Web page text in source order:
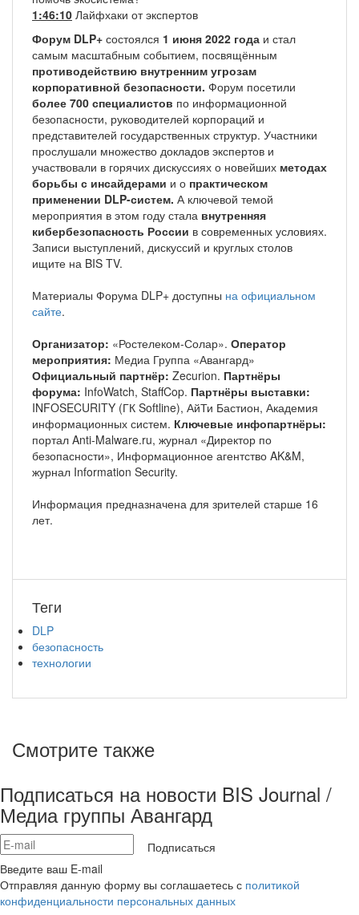
1:46:10 Лайфхаки от экспертов
Форум DLP+ состоялся 1 июня 2022 года и стал
самым масштабным событием, посвящённым
противодействию внутренним угрозам
корпоративной безопасности. Форум посетили
более 700 специалистов по информационной
безопасности, руководителей корпораций и
представителей государственных структур. Участники
прослушали множество докладов экспертов и
участвовали в горячих дискуссиях о новейших методах
борьбы с инсайдерами и о практическом
применении DLP-систем. А ключевой темой
мероприятия в этом году стала внутренняя
кибербезопасность России в современных условиях.
Записи выступлений, дискуссий и круглых столов
ищите на BIS TV.
Материалы Форума DLP+ доступны на официальном
сайте.
Организатор: «Ростелеком-Солар». Оператор
мероприятия: Медиа Группа «Авангард»
Официальный партнёр: Zecurion. Партнёры
форума: InfoWatch, StaffCop. Партнёры выставки:
INFOSECURITY (ГК Softline), АйТи Бастион, Академия
информационных систем. Ключевые инфопартнёры:
портал Anti-Malware.ru, журнал «Директор по
безопасности», Информационное агентство AK&M,
журнал Information Security.
Информация предназначена для зрителей старше 16
лет.
Теги
DLP
безопасность
технологии
Смотрите также
Подписаться на новости BIS Journal /
Медиа группы Авангард
Подписаться
Введите ваш E-mail
Отправляя данную форму вы соглашаетесь с политикой
конфиденциальности персональных данных